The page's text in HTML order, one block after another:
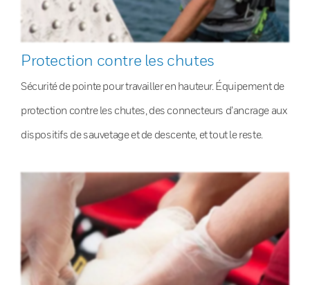
Protection contre les chutes
Sécurité de pointe pour travailler en hauteur. Équipement de
protection contre les chutes, des connecteurs d’ancrage aux
dispositifs de sauvetage et de descente, et tout le reste.